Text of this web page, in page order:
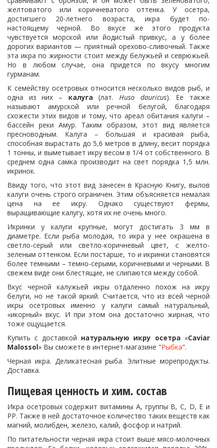
желтоватого или коричневатого оттенка. У осетра,
достигшего 20-летнего возраста, икра будет по-
настоящему черной. Во вкусе же этого продукта
чувствуется морской или йодистый привкус, а у более
дорогих вариантов — приятный орехово-сливочный. Также
эта икра по жирности стоит между белужьей и севрюжьей.
Но в любом случае, она придется по вкусу многим
гурманам.
К семейству осетровых относится несколько видов рыб, и
одна из них – калуга (лат.Huso dauricus). Ее также
называют амурской или речной белугой, благодаря
схожести этих видов и тому, что ареал обитания калуги –
бассейн реки Амур. Таким образом, этот вид является
пресноводным. Калуга – большая и красивая рыба,
способная вырастать до 5,6 метров в длину, весит порядка
1 тонны, и выметывает икру весом в 1/4 от собственного. В
среднем одна самка производит на свет порядка 1,5 млн.
икринок.
Ввиду того, что этот вид занесен в Красную Книгу, вылов
калуги очень строго ограничен. Этим объясняется немалая
цена на ее икру. Однако существуют фермы,
выращивающие калугу, хотя их не очень много.
Икринки у калуги крупные, могут достигать 3 мм в
диаметре. Если рыба молодая, то икра у нее окрашена в
светло-серый или светло-коричневый цвет, с желто-
зеленым оттенком. Если постарше, то и икринки становятся
более темными – темно-серыми, коричневыми и черными. В
свежем виде они блестящие, не слипаются между собой.
Вкус черной калужьей икры отдаленно похож на икру
белуги, но не такой яркий. Считается, что из всей черной
икры осетровых именно у калуги самый натуральный,
«икорный» вкус. И при этом она достаточно жирная, что
тоже ощущается.
Купить с доставкой натуральную икру осетра «Caviar
Malossol» Вы сможете в интернет-магазине "Рыбка".
Черная икра. Деликатесная рыба. Элитные морепродукты.
Доставка.
Пищевая ценность и хим. состав
Икра осетровых содержит витамины А, группы В, С, D, Е и
РР. Также в ней достаточное количество таких веществ как
магний, молибден, железо, калий, фосфор и натрий.
По питательности черная икра стоит выше мясо-молочных